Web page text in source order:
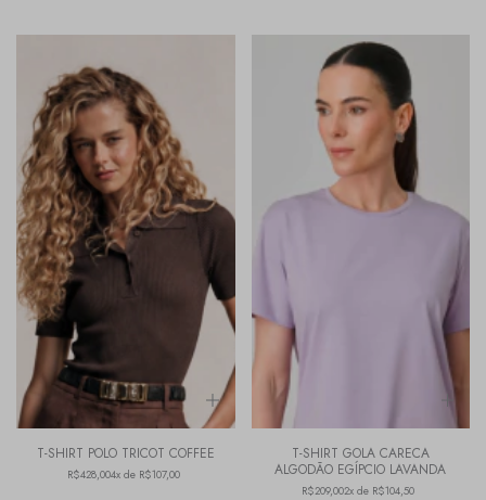
T-SHIRT POLO TRICOT COFFEE
R$428,004x de R$107,00
T-SHIRT GOLA CARECA
ALGODÃO EGÍPCIO LAVANDA
R$209,002x de R$104,50